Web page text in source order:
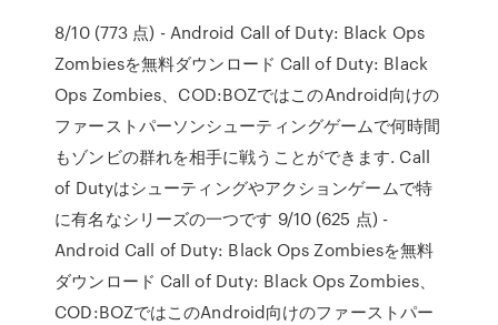
8/10 (773 点) - Android Call of Duty: Black Ops
Zombiesを無料ダウンロード Call of Duty: Black
Ops Zombies、COD:BOZではこのAndroid向けの
ファーストパーソンシューティングゲームで何時間
もゾンビの群れを相手に戦うことができます. Call
of Dutyはシューティングやアクションゲームで特
に有名なシリーズの一つです 9/10 (625 点) -
Android Call of Duty: Black Ops Zombiesを無料
ダウンロード Call of Duty: Black Ops Zombies、
COD:BOZではこのAndroid向けのファーストパー